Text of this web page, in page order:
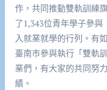
作，共同推動雙軌訓練
了1,343位青年學子參
入就業就學的行列。有
臺南市參與執行「雙軌
業們，有大家的共同努
績。